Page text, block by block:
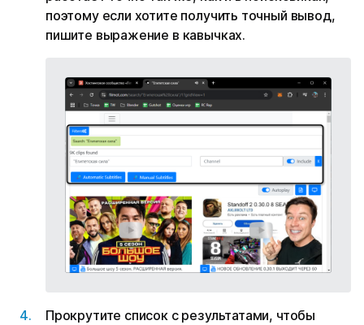
поэтому если хотите получить точный вывод,
пишите выражение в кавычках.
Прокрутите список с результатами, чтобы